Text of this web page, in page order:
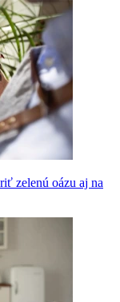
zelenú oázu aj na